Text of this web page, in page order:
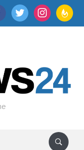
twitter instagram